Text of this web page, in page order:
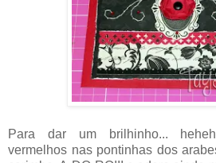
Para dar um brilhinho...
vermelhos nas pontinhas dos